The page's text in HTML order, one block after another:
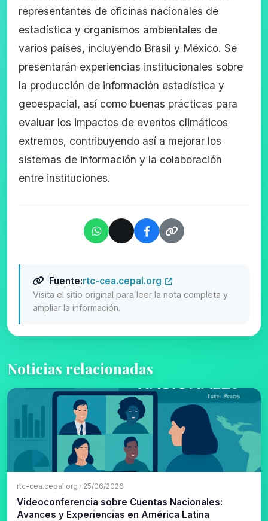
representantes de oficinas nacionales de
estadística y organismos ambientales de
varios países, incluyendo Brasil y México. Se
presentarán experiencias institucionales sobre
la producción de información estadística y
geoespacial, así como buenas prácticas para
evaluar los impactos de eventos climáticos
extremos, contribuyendo así a mejorar los
sistemas de información y la colaboración
entre instituciones.
Fuente:rtc-cea.cepal.org
Visita el sitio original para leer la nota completa y
ampliar la información.
Noticias relacionadas
rtc-cea.cepal.org · 25/06/2026
Videoconferencia sobre Cuentas Nacionales:
Avances y Experiencias en América Latina